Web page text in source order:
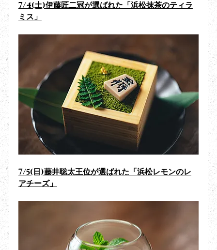
7/4(土)伊藤匠二冠が選ばれた「浜松抹茶のティラ
ミス」
7/5(日)藤井聡太王位が選ばれた「浜松レモンのレ
アチーズ」